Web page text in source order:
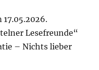
Lesefreunde“
– Nichts lieber